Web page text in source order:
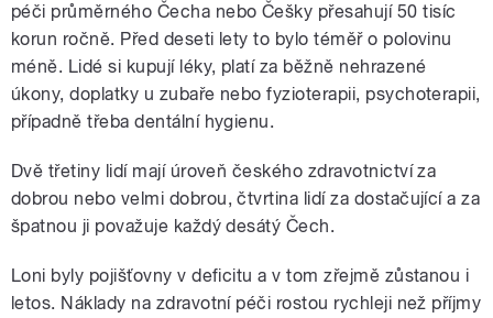
péči průměrného Čecha nebo Češky přesahují 50 tisíc
korun ročně. Před deseti lety to bylo téměř o polovinu
méně. Lidé si kupují léky, platí za běžně nehrazené
úkony, doplatky u zubaře nebo fyzioterapii, psychoterapii,
případně třeba dentální hygienu.
Dvě třetiny lidí mají úroveň českého zdravotnictví za
dobrou nebo velmi dobrou, čtvrtina lidí za dostačující a za
špatnou ji považuje každý desátý Čech.
Loni byly pojišťovny v deficitu a v tom zřejmě zůstanou i
letos. Náklady na zdravotní péči rostou rychleji než příjmy